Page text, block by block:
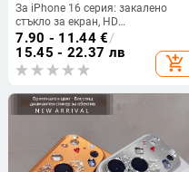
За iPhone 16 серия: закалено
стъкло за екран, HD
антиотпечатък, филтър за
поверителност, дебело лепило,
съвместим с iPhone 16/16 Pro/16
Plus/16 Pro Max
7.90 - 11.44€/
15.45 - 22.37 лв
add_shopping_cart